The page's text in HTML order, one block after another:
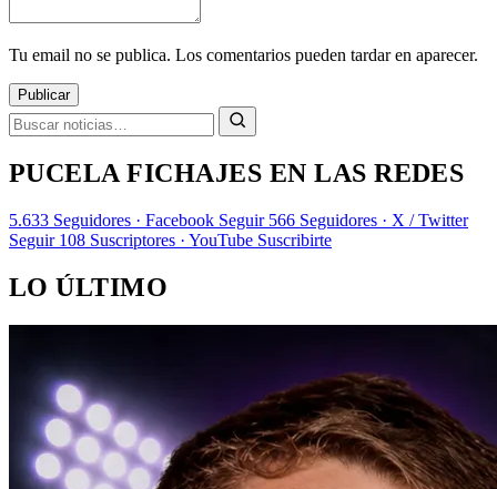
Tu email no se publica. Los comentarios pueden tardar en aparecer.
Publicar
PUCELA FICHAJES EN LAS REDES
5.633 Seguidores · Facebook Seguir 566 Seguidores · X / Twitter
Seguir 108 Suscriptores · YouTube Suscribirte
LO ÚLTIMO